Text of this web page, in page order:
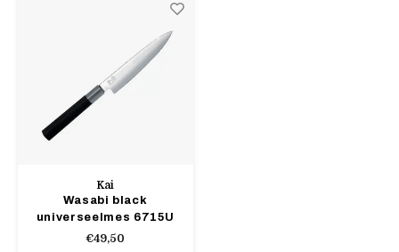
Kai
Wasabi black
universeelmes 6715U
€49,50